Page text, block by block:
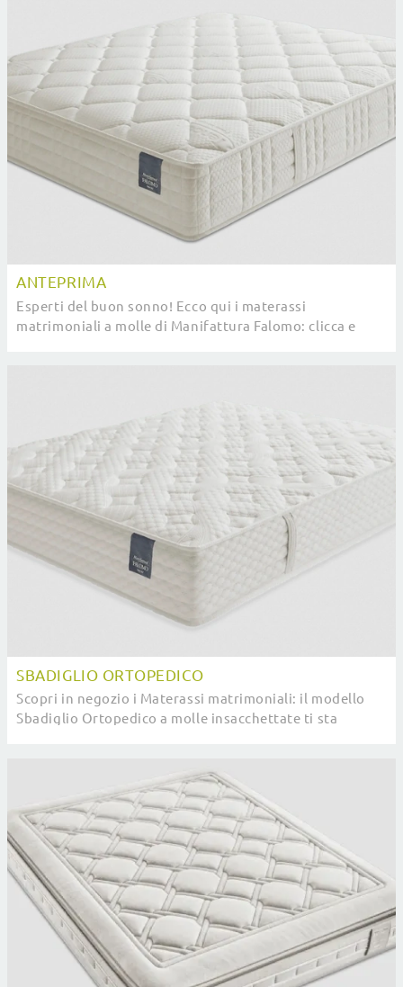
ANTEPRIMA
Esperti del buon sonno! Ecco qui i materassi
matrimoniali a molle di Manifattura Falomo: clicca e
SBADIGLIO ORTOPEDICO
Scopri in negozio i Materassi matrimoniali: il modello
Sbadiglio Ortopedico a molle insacchettate ti sta